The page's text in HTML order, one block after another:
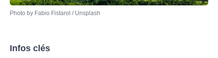
Photo by Fabio Fistarol / Unsplash
Infos clés